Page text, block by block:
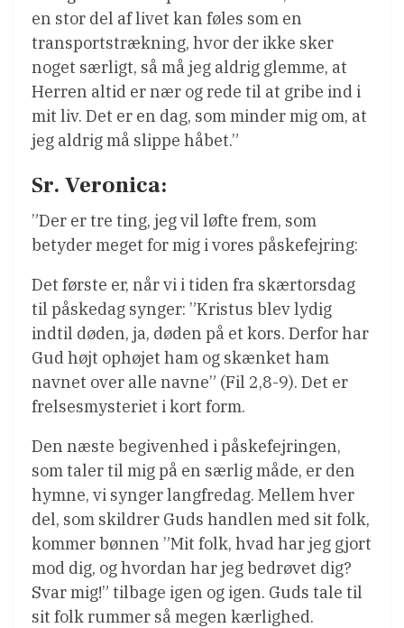
en stor del af livet kan føles som en
transportstrækning, hvor der ikke sker
noget særligt, så må jeg aldrig glemme, at
Herren altid er nær og rede til at gribe ind i
mit liv. Det er en dag, som minder mig om, at
jeg aldrig må slippe håbet.”
Sr. Veronica:
”Der er tre ting, jeg vil løfte frem, som
betyder meget for mig i vores påskefejring:
Det første er, når vi i tiden fra skærtorsdag
til påskedag synger: ”Kristus blev lydig
indtil døden, ja, døden på et kors. Derfor har
Gud højt ophøjet ham og skænket ham
navnet over alle navne” (Fil 2,8-9). Det er
frelsesmysteriet i kort form.
Den næste begivenhed i påskefejringen,
som taler til mig på en særlig måde, er den
hymne, vi synger langfredag. Mellem hver
del, som skildrer Guds handlen med sit folk,
kommer bønnen ”Mit folk, hvad har jeg gjort
mod dig, og hvordan har jeg bedrøvet dig?
Svar mig!” tilbage igen og igen. Guds tale til
sit folk rummer så megen kærlighed.